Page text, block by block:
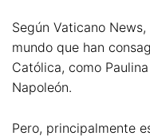
Según Vaticano
mundo que han
Católica, como
Napoleón.
Pero, principalmente